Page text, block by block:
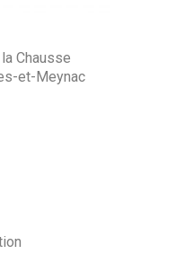
Chausse
et-Meynac